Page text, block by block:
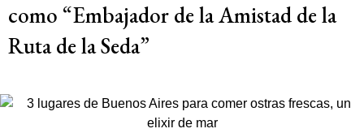
como “Embajador de la Amistad de la
Ruta de la Seda”